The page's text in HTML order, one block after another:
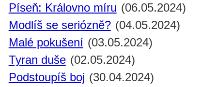
Píseň: Královno míru (06.05.2024)
Modlíš se seriózně? (04.05.2024)
Malé pokušení (03.05.2024)
Tyran duše (02.05.2024)
Podstoupíš boj (30.04.2024)